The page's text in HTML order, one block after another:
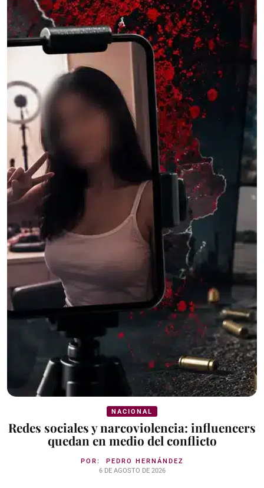
NACIONAL
Redes sociales y narcoviolencia: influencers
quedan en medio del conflicto
POR: PEDRO HERNÁNDEZ
6 DE AGOSTO DE 2026